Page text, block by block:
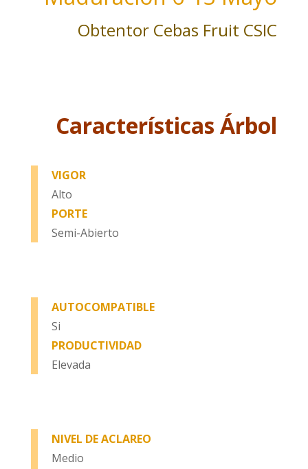
Obtentor Cebas Fruit CSIC
Características Árbol
VIGOR
Alto
PORTE
Semi-Abierto
AUTOCOMPATIBLE
Si
PRODUCTIVIDAD
Elevada
NIVEL DE ACLAREO
Medio